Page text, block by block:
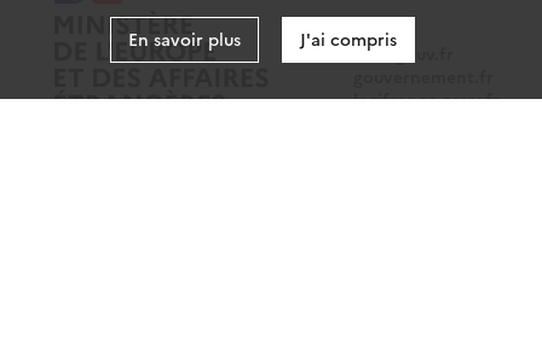
data.gouv.fr
legifrance.gouv.fr
En savoir plus J'ai compris